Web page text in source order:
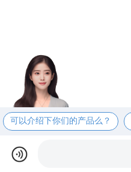
可以介绍下你们的产品么？